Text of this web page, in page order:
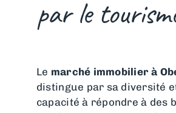
par le
Le marché immobilier à
distingue par sa diversité
capacité à répondre à des